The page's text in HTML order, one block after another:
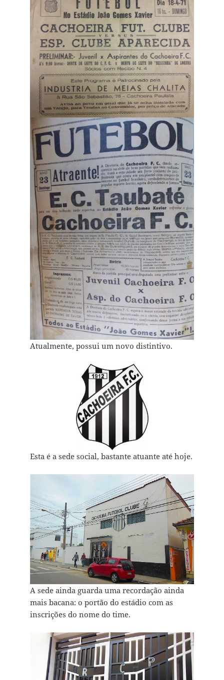
Atualmente, possui um novo distintivo.
Esta é a sede social, bastante atuante até hoje.
A sede ainda guarda uma recordação ainda
mais bacana: o portão do estádio com as
inscrições do nome do time.